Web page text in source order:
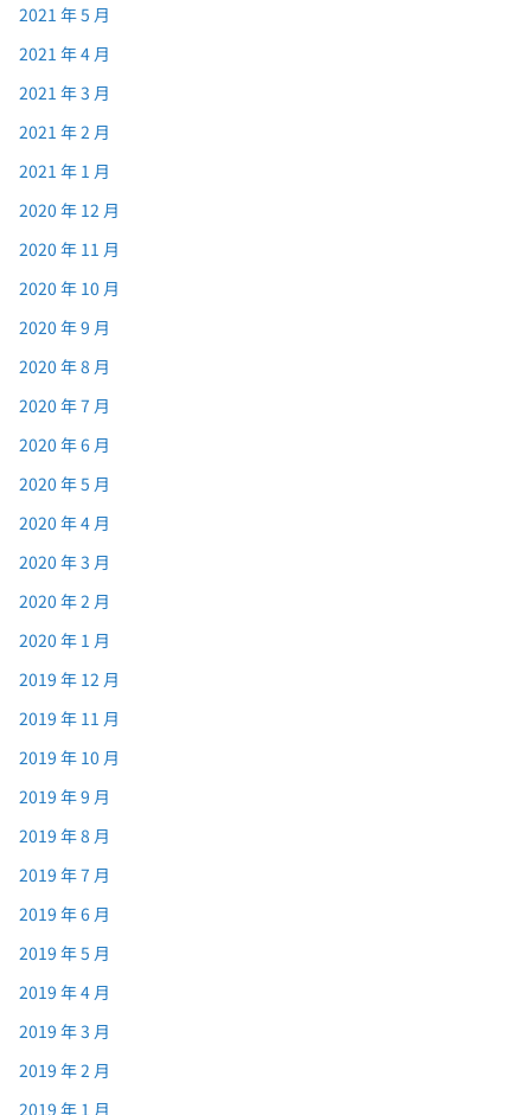
2021 年 5 月
2021 年 4 月
2021 年 3 月
2021 年 2 月
2021 年 1 月
2020 年 12 月
2020 年 11 月
2020 年 10 月
2020 年 9 月
2020 年 8 月
2020 年 7 月
2020 年 6 月
2020 年 5 月
2020 年 4 月
2020 年 3 月
2020 年 2 月
2020 年 1 月
2019 年 12 月
2019 年 11 月
2019 年 10 月
2019 年 9 月
2019 年 8 月
2019 年 7 月
2019 年 6 月
2019 年 5 月
2019 年 4 月
2019 年 3 月
2019 年 2 月
2019 年 1 月